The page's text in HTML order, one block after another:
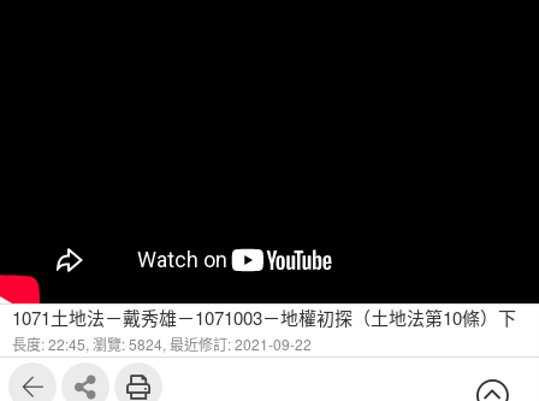
1071土地法－戴秀雄－1071003－地權初探（土地法第10條）下
長度: 22:45, 瀏覽: 5824, 最近修訂: 2021-09-22